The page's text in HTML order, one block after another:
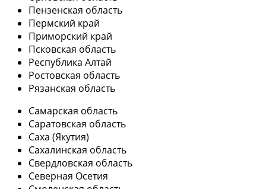
Пензенская область
Пермский край
Приморский край
Псковская область
Республика Алтай
Ростовская область
Рязанская область
Самарская область
Саратовская область
Саха (Якутия)
Сахалинская область
Свердловская область
Северная Осетия